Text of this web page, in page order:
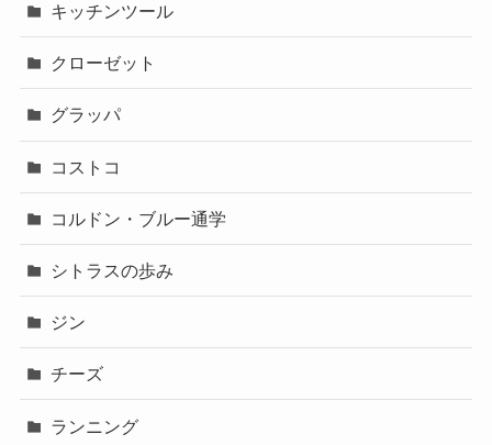
キッチンツール
クローゼット
グラッパ
コストコ
コルドン・ブルー通学
シトラスの歩み
ジン
チーズ
ランニング